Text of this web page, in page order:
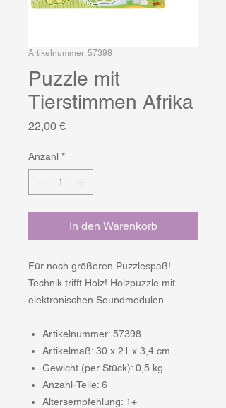
Artikelnummer: 57398
Puzzle mit
Tierstimmen Afrika
22,00 €Preis
Anzahl *
In den Warenkorb
Für noch größeren Puzzlespaß!
Technik trifft Holz! Holzpuzzle mit
elektronischen Soundmodulen.
Artikelnummer: 57398
Artikelmaß: 30 x 21 x 3,4 cm
Gewicht (per Stück): 0,5 kg
Anzahl-Teile: 6
Altersempfehlung: 1+